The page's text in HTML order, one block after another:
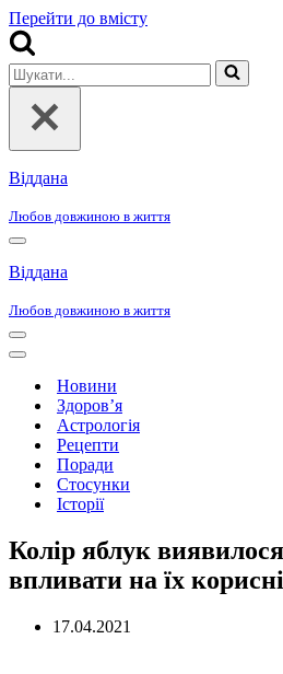
Перейти до вмісту
Шукати...
Віддана
Любов довжиною в життя
Меню
навігації
Віддана
Любов довжиною в життя
Меню
навігації
Меню
навігаціїНовини
Здоров’я
Астрологія
Рецепти
Поради
Стосунки
Історії
Колір яблук
впливати на їх
17.04.2021